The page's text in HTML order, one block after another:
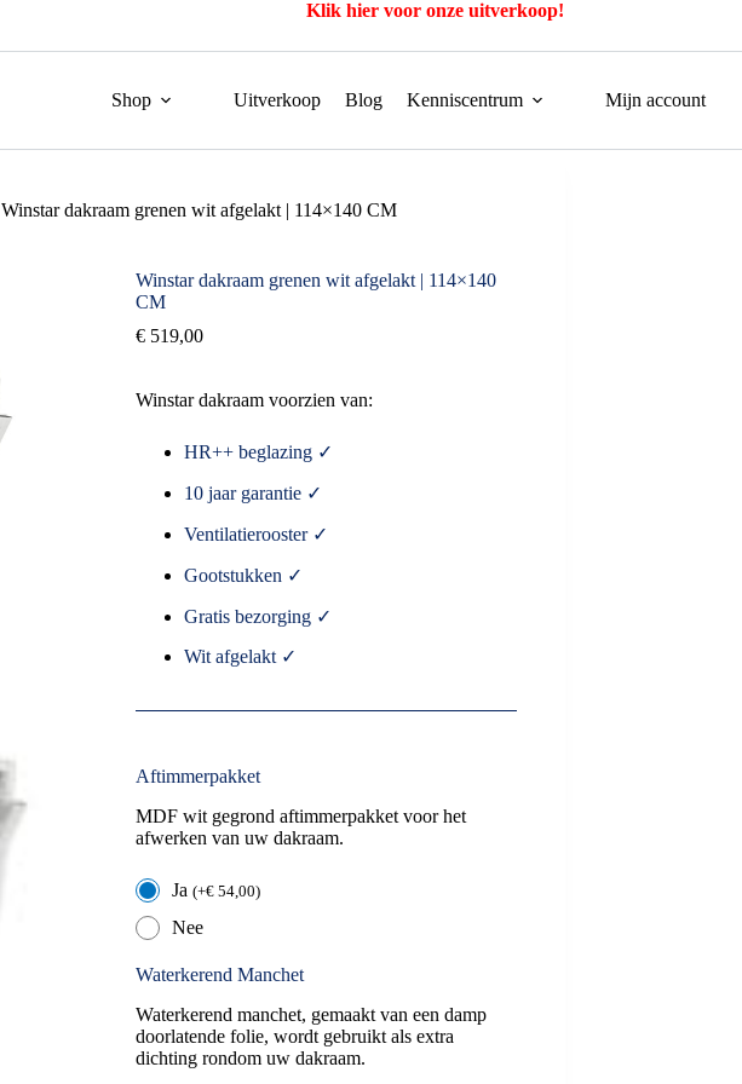
Klik hier voor onze uitverkoop!
Shop Uitverkoop Blog Kenniscentrum Mijn account
Winstar dakraam grenen wit afgelakt | 114×140 CM
Winstar dakraam grenen wit afgelakt | 114×140
CM
€ 519,00
Winstar dakraam voorzien van:
HR++ beglazing ✓
10 jaar garantie ✓
Ventilatierooster ✓
Gootstukken ✓
Gratis bezorging ✓
Wit afgelakt ✓
Aftimmerpakket
MDF wit gegrond aftimmerpakket voor het
afwerken van uw dakraam.
Ja (+€ 54,00)
Nee
Waterkerend Manchet
Waterkerend manchet, gemaakt van een damp
doorlatende folie, wordt gebruikt als extra
dichting rondom uw dakraam.